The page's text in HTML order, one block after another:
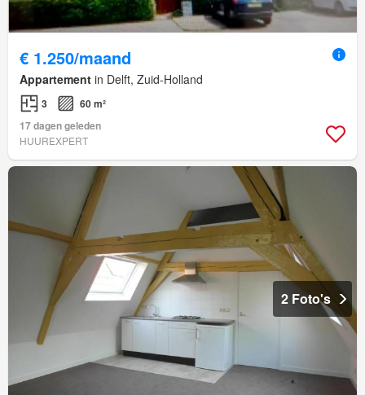
€ 1.250/maand
Appartement in Delft, Zuid-Holland
3
60 m²
17 dagen geleden
HUUREXPERT
2 Foto's